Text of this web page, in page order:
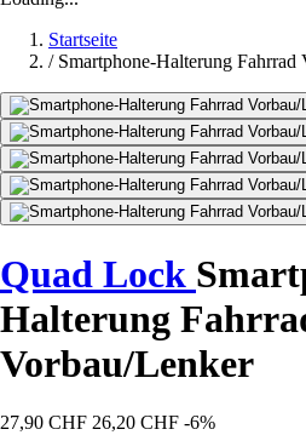
Startseite
/ Smartphone-Halterung
Quad Lock
Halterung
Vorbau/Lenker
27,90 CHF 26,20 CHF -6%